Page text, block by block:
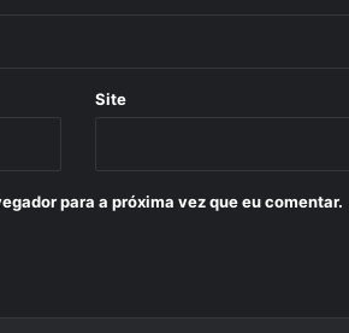
Site
para a próxima vez que eu comentar.